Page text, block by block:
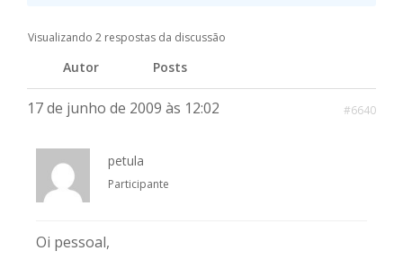
Visualizando 2 respostas da discussão
Autor Posts
17 de junho de 2009 às 12:02 #6640
petula
Participante
Oi pessoal,